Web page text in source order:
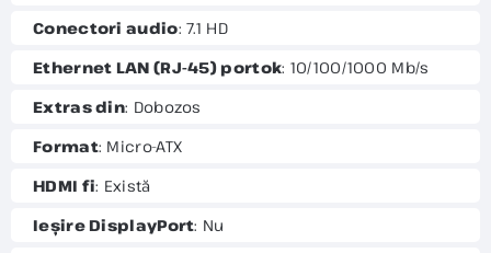
Conectori audio: 7.1 HD
Ethernet LAN (RJ-45) portok: 10/100/1000 Mb/s
Extras din: Dobozos
Format: Micro-ATX
HDMI fi: Există
Ieșire DisplayPort: Nu